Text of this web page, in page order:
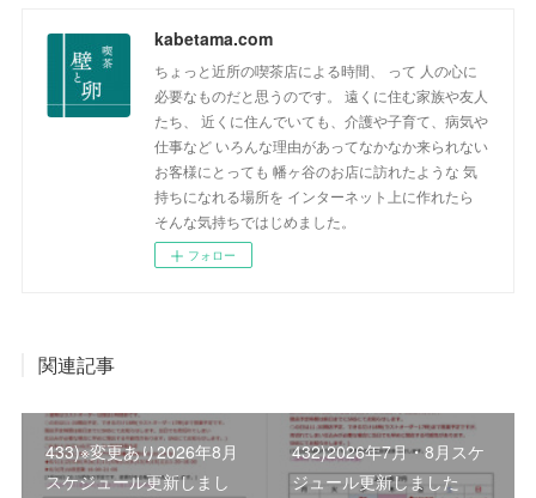
kabetama.com
ちょっと近所の喫茶店による時間、 って 人の心に
必要なものだと思うのです。 遠くに住む家族や友人
たち、 近くに住んでいても、介護や子育て、病気や
仕事など いろんな理由があってなかなか来られない
お客様にとっても 幡ヶ谷のお店に訪れたような 気
持ちになれる場所を インターネット上に作れたら
そんな気持ちではじめました。
フォロー
関連記事
433)※変更あり2026年8月
スケジュール更新しまし
432)2026年7月・8月スケ
ジュール更新しました